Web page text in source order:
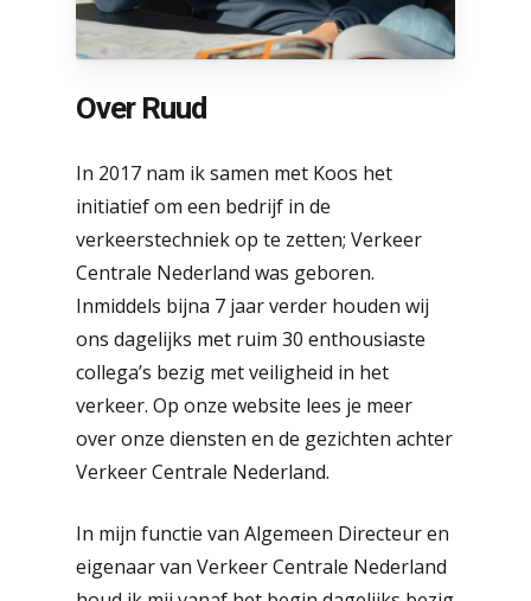
Over Ruud
In 2017 nam ik samen met Koos het
initiatief om een bedrijf in de
verkeerstechniek op te zetten; Verkeer
Centrale Nederland was geboren.
Inmiddels bijna 7 jaar verder houden wij
ons dagelijks met ruim 30 enthousiaste
collega’s bezig met veiligheid in het
verkeer. Op onze website lees je meer
over onze diensten en de gezichten achter
Verkeer Centrale Nederland.
In mijn functie van Algemeen Directeur en
eigenaar van Verkeer Centrale Nederland